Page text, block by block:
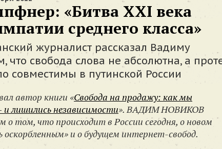
«Битва XXI века
среднего класса»
журналист рассказал Вадиму
что свобода слова не абсолютна, а
совместимы в путинской России
автор книги «Свобода на продажу: как мы
и лишились независимости». ВАДИМ НОВИКОВ
о том, что происходит в России сегодня, о новом
оскорбленным» и о будущем интернет-свобод.